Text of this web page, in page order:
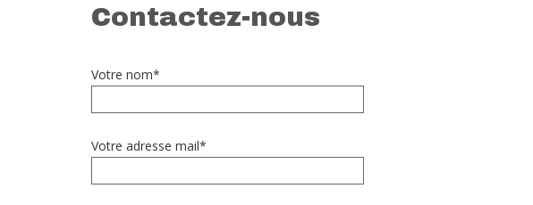
Contactez-nous
Votre nom*
Votre adresse mail*